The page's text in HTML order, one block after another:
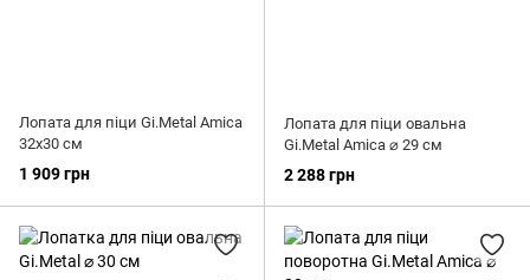
Лопата для піци Gi.Metal Amica
32х30 см
1 909 грн
Лопата для піци овальна
Gi.Metal Amica ⌀ 29 см
2 288 грн